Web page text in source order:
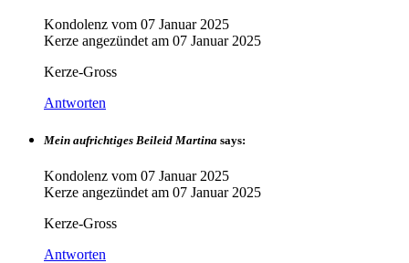
Kondolenz vom 07 Januar 2025
Kerze angezündet am 07 Januar 2025
Kerze-Gross
Antworten
Mein aufrichtiges Beileid Martina says:
Kondolenz vom 07 Januar 2025
Kerze angezündet am 07 Januar 2025
Kerze-Gross
Antworten